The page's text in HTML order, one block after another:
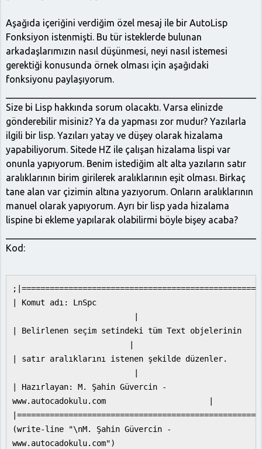
Aşağıda içeriğini verdiğim özel mesaj ile bir AutoLisp
Fonksiyon istenmişti. Bu tür isteklerde bulunan
arkadaşlarımızın nasıl düşünmesi, neyi nasıl istemesi
gerektiği konusunda örnek olması için aşağıdaki
fonksiyonu paylaşıyorum.
Size bi Lisp hakkında sorum olacaktı. Varsa elinizde
gönderebilir misiniz? Ya da yapması zor mudur? Yazılarla
ilgili bir lisp. Yazıları yatay ve düşey olarak hizalama
yapabiliyorum. Sitede HZ ile çalışan hizalama lispi var
onunla yapıyorum. Benim istediğim alt alta yazıların satır
aralıklarının birim girilerek aralıklarının eşit olması. Birkaç
tane alan var çizimin altına yazıyorum. Onların aralıklarının
manuel olarak yapıyorum. Ayrı bir lisp yada hizalama
lispine bi ekleme yapılarak olabilirmi böyle bişey acaba?
Kod:
| Komut adı: LnSpc
| Belirlenen seçim setindeki tüm Text objelerinin
| satır aralıklarını istenen şekilde düzenler.
| Hazırlayan: M. Şahin Güvercin -
www.autocadokulu.com |
(write-line "\nM. Şahin Güvercin -
www.autocadokulu.com")